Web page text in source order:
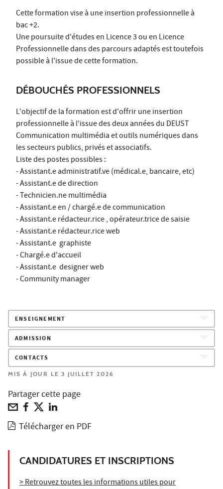
Cette formation vise à une insertion professionnelle à
bac +2.
Une poursuite d'études en Licence 3 ou en Licence
Professionnelle dans des parcours adaptés est toutefois
possible à l'issue de cette formation.
DÉBOUCHÉS PROFESSIONNELS
L'objectif de la formation est d'offrir une insertion
professionnelle à l'issue des deux années du DEUST
Communication multimédia et outils numériques dans
les secteurs publics, privés et associatifs.
Liste des postes possibles :
- Assistant.e administratif.ve (médical.e, bancaire, etc)
- Assistant.e de direction
- Technicien.ne multimédia
- Assistant.e en / chargé.e de communication
- Assistant.e rédacteur.rice , opérateur.trice de saisie
- Assistant.e rédacteur.rice web
- Assistant.e graphiste
- Chargé.e d'accueil
- Assistant.e designer web
- Community manager
ENSEIGNEMENT
ADMISSION
CONTACTS
MIS À JOUR LE 3 JUILLET 2026
Partager cette page
Télécharger en PDF
CANDIDATURES ET INSCRIPTIONS
> Retrouvez toutes les informations utiles pour